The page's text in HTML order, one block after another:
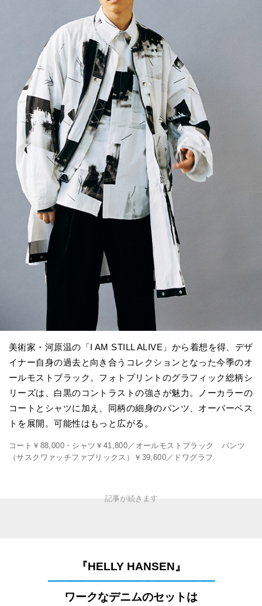
美術家・河原温の「I AM STILL ALIVE」から着想を得、デザ
イナー自身の過去と向き合うコレクションとなった今季のオ
ールモストブラック。フォトプリントのグラフィック総柄シ
リーズは、白黒のコントラストの強さが魅力。ノーカラーの
コートとシャツに加え、同柄の細身のパンツ、オーバーベス
トを展開。可能性はもっと広がる。
コート￥88,000・シャツ￥41,800／オールモストブラック パンツ
（サスクワァッチファブリックス）￥39,600／ドワグラフ.
『HELLY HANSEN』
━━━━━━━━━━━━━━━
ワークなデニムのセットは